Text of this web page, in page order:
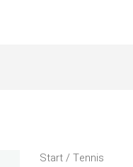
Start/Tennis